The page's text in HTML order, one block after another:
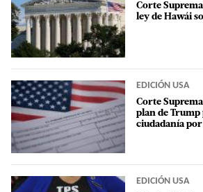
Corte
ley de Hawái
EDICIÓN USA
Corte
plan de
ciudadanía
EDICIÓN USA